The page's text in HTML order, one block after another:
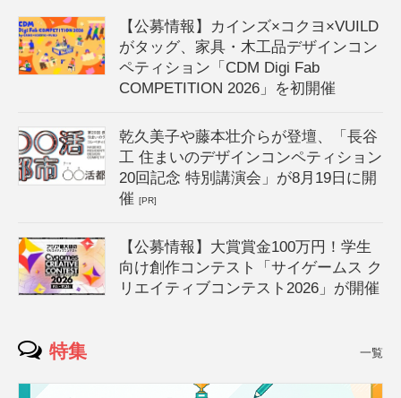
【公募情報】カインズ×コクヨ×VUILD
がタッグ、家具・木工品デザインコン
ペティション「CDM Digi Fab
COMPETITION 2026」を初開催
乾久美子や藤本壮介らが登壇、「長谷
工 住まいのデザインコンペティション
20回記念 特別講演会」が8月19日に開
催[PR]
【公募情報】大賞賞金100万円！学生
向け創作コンテスト「サイゲームス ク
リエイティブコンテスト2026」が開催
特集 一覧